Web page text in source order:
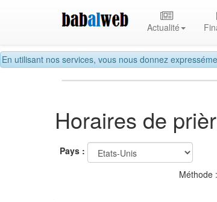
En utilisant nos services, vous nous donnez
Actualité
Horaires de
Pays :
Méthode